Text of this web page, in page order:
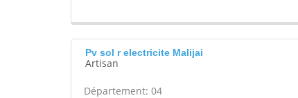
Pv sol r electricite Malijai
Artisan
Département: 04